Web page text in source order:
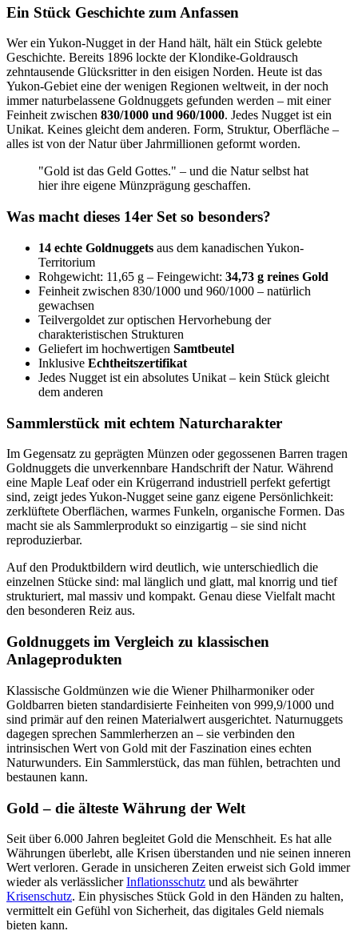
Ein Stück Geschichte zum Anfassen
Wer ein Yukon-Nugget in der Hand hält, hält ein Stück gelebte
Geschichte. Bereits 1896 lockte der Klondike-Goldrausch
zehntausende Glücksritter in den eisigen Norden. Heute ist das
Yukon-Gebiet eine der wenigen Regionen weltweit, in der noch
immer naturbelassene Goldnuggets gefunden werden – mit einer
Feinheit zwischen 830/1000 und 960/1000. Jedes Nugget ist ein
Unikat. Keines gleicht dem anderen. Form, Struktur, Oberfläche –
alles ist von der Natur über Jahrmillionen geformt worden.
"Gold ist das Geld Gottes." – und die Natur selbst hat
hier ihre eigene Münzprägung geschaffen.
Was macht dieses 14er Set so besonders?
14 echte Goldnuggets aus dem kanadischen Yukon-
Territorium
Rohgewicht: 11,65 g – Feingewicht: 34,73 g reines Gold
Feinheit zwischen 830/1000 und 960/1000 – natürlich
gewachsen
Teilvergoldet zur optischen Hervorhebung der
charakteristischen Strukturen
Geliefert im hochwertigen Samtbeutel
Inklusive Echtheitszertifikat
Jedes Nugget ist ein absolutes Unikat – kein Stück gleicht
dem anderen
Sammlerstück mit echtem Naturcharakter
Im Gegensatz zu geprägten Münzen oder gegossenen Barren tragen
Goldnuggets die unverkennbare Handschrift der Natur. Während
eine Maple Leaf oder ein Krügerrand industriell perfekt gefertigt
sind, zeigt jedes Yukon-Nugget seine ganz eigene Persönlichkeit:
zerklüftete Oberflächen, warmes Funkeln, organische Formen. Das
macht sie als Sammlerprodukt so einzigartig – sie sind nicht
reproduzierbar.
Auf den Produktbildern wird deutlich, wie unterschiedlich die
einzelnen Stücke sind: mal länglich und glatt, mal knorrig und tief
strukturiert, mal massiv und kompakt. Genau diese Vielfalt macht
den besonderen Reiz aus.
Goldnuggets im Vergleich zu klassischen
Anlageprodukten
Klassische Goldmünzen wie die Wiener Philharmoniker oder
Goldbarren bieten standardisierte Feinheiten von 999,9/1000 und
sind primär auf den reinen Materialwert ausgerichtet. Naturnuggets
dagegen sprechen Sammlerherzen an – sie verbinden den
intrinsischen Wert von Gold mit der Faszination eines echten
Naturwunders. Ein Sammlerstück, das man fühlen, betrachten und
bestaunen kann.
Gold – die älteste Währung der Welt
Seit über 6.000 Jahren begleitet Gold die Menschheit. Es hat alle
Währungen überlebt, alle Krisen überstanden und nie seinen inneren
Wert verloren. Gerade in unsicheren Zeiten erweist sich Gold immer
wieder als verlässlicherInflationsschutz und als bewährter
Krisenschutz. Ein physisches Stück Gold in den Händen zu halten,
vermittelt ein Gefühl von Sicherheit, das digitales Geld niemals
bieten kann.